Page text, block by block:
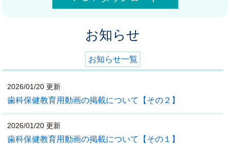
お知らせ
お知らせ一覧
2026/01/20 更新
歯科保健教育用動画の掲載について【その２】
2026/01/20 更新
歯科保健教育用動画の掲載について【その１】